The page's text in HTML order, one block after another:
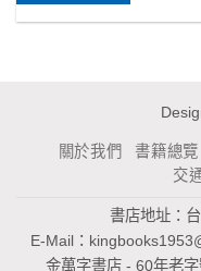
關於我們 書籍總覽
交
書店地址：
E-Mail：
金萬字書店 - 60年老